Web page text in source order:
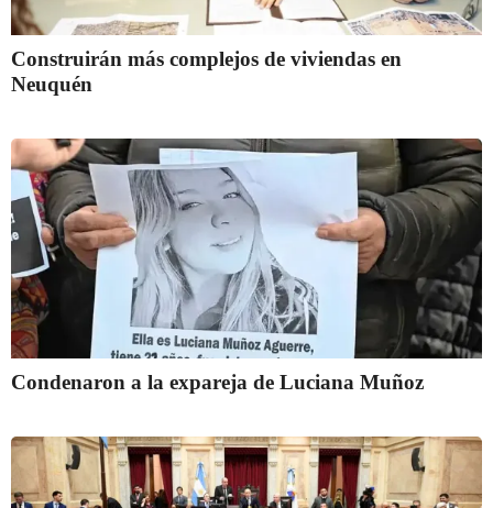
Construirán más complejos de viviendas en
Neuquén
Condenaron a la expareja de Luciana Muñoz